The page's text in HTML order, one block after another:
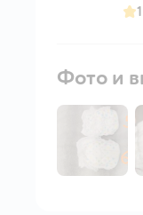
1
Фото и